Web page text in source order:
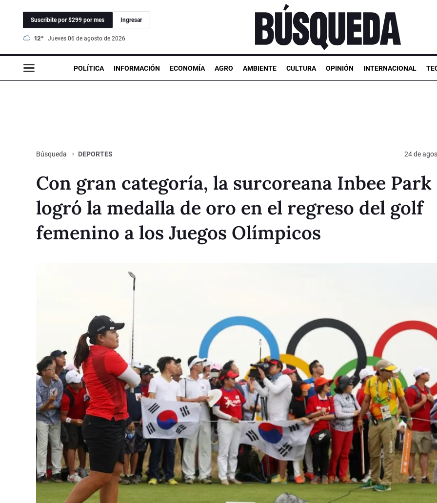
Suscribite por $299 por mes Ingresar
12° jueves 06 de agosto de 2026
POLÍTICA INFORMACIÓN ECONOMÍA AGRO AMBIENTE CULTURA OPINIÓN INTERNACIONAL
Búsqueda DEPORTES 24 de
Con gran categoría, la surcoreana Inbee Park
logró la medalla de oro en el regreso del golf
femenino a los Juegos Olímpicos